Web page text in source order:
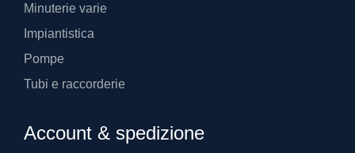
Minuterie varie
Impiantistica
Pompe
Tubi e raccorderie
Account & spedizione